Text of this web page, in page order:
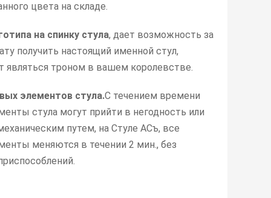
цвета на складе.
на спинку стула, дает возможность за
получить настоящий именной стул,
являться троном в вашем королевстве.
элементов стула.С течением времени
стула могут прийти в негодность или
путем, на Стуле АСъ, все
меняются в течении 2 мин., без